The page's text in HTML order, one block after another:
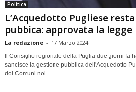
Politica
L’Acquedotto Pugliese
pubbica: approvata la legge
La redazione - 17 Marzo 2024
ll Consiglio regionale della Puglia due giorni fa
sancisce la gestione pubblica dell'Acquedotto
dei Comuni nel...